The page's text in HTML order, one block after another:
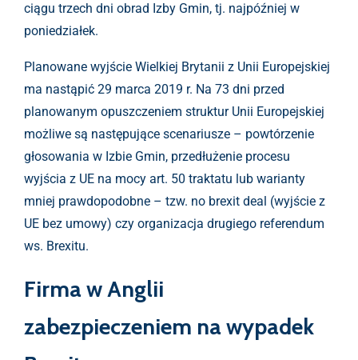
ciągu trzech dni obrad Izby Gmin, tj. najpóźniej w
poniedziałek.
Planowane wyjście Wielkiej Brytanii z Unii Europejskiej
ma nastąpić 29 marca 2019 r. Na 73 dni przed
planowanym opuszczeniem struktur Unii Europejskiej
możliwe są następujące scenariusze – powtórzenie
głosowania w Izbie Gmin, przedłużenie procesu
wyjścia z UE na mocy art. 50 traktatu lub warianty
mniej prawdopodobne – tzw. no brexit deal (wyjście z
UE bez umowy) czy organizacja drugiego referendum
ws. Brexitu.
Firma w Anglii
zabezpieczeniem na wypadek